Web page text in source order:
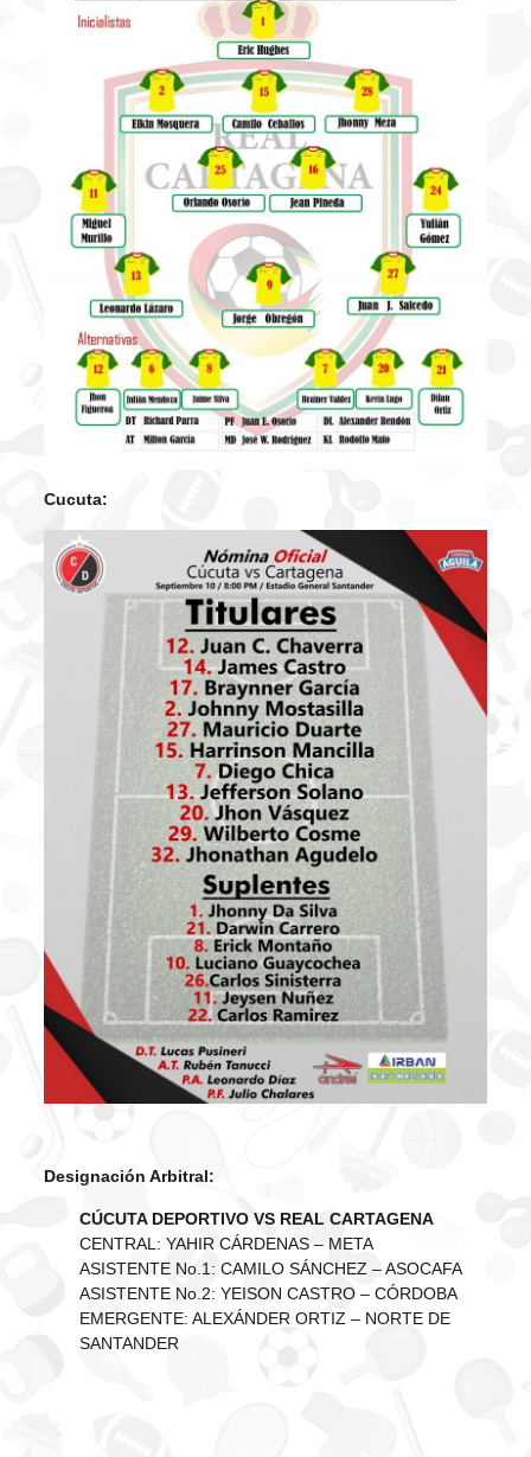
Cucuta:
Designación Arbitral:
CÚCUTA DEPORTIVO VS REAL CARTAGENA
CENTRAL: YAHIR CÁRDENAS – META
ASISTENTE No.1: CAMILO SÁNCHEZ – ASOCAFA
ASISTENTE No.2: YEISON CASTRO – CÓRDOBA
EMERGENTE: ALEXÁNDER ORTIZ – NORTE DE
SANTANDER